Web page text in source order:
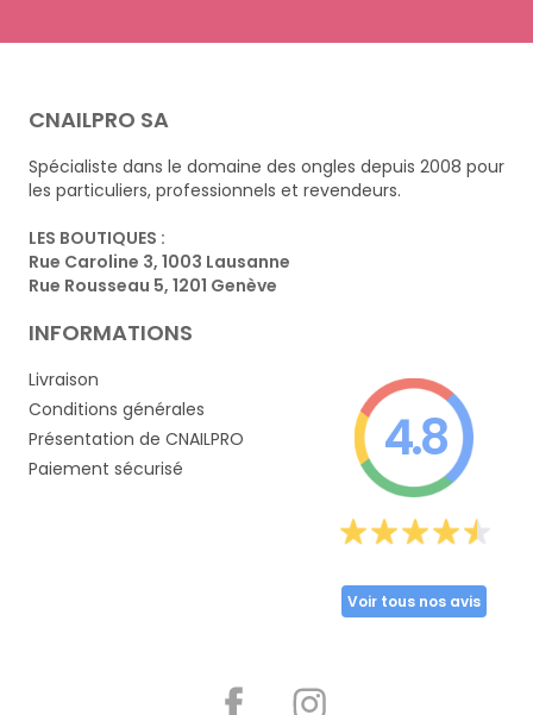
CNAILPRO SA
Spécialiste dans le domaine des ongles depuis 2008 pour
les particuliers, professionnels et revendeurs.
LES BOUTIQUES :
Rue Caroline 3, 1003 Lausanne
Rue Rousseau 5, 1201 Genève
INFORMATIONS
Livraison
Conditions générales
Présentation de CNAILPRO
Paiement sécurisé
4.8
Voir tous nos avis